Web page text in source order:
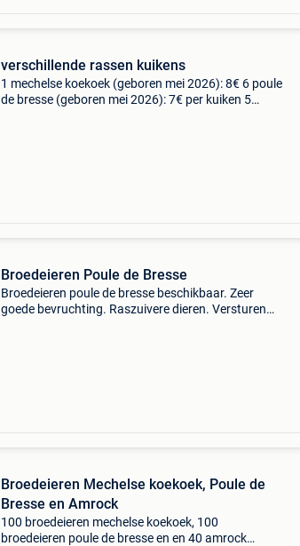
verschillende rassen kuikens
1 mechelse koekoek (geboren mei 2026): 8€ 6 poule
de bresse (geboren mei 2026): 7€ per kuiken 5
Broedeieren Poule de Bresse
Broedeieren poule de bresse beschikbaar. Zeer
goede bevruchting. Raszuivere dieren. Versturen
Broedeieren Mechelse koekoek, Poule de
Bresse en Amrock
100 broedeieren mechelse koekoek, 100
broedeieren poule de bresse en en 40 amrock